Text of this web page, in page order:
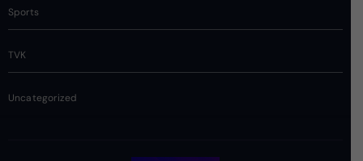
Sports
TVK
Uncategorized